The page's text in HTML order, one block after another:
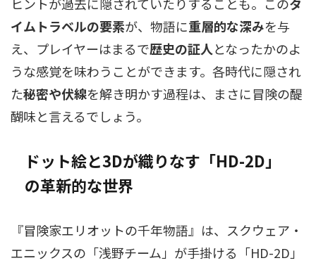
イムトラベルの要素が、物語に重層的な深みを与
え、プレイヤーはまるで歴史の証人となったかのよ
うな感覚を味わうことができます。各時代に隠され
た秘密や伏線を解き明かす過程は、まさに冒険の醍
醐味と言えるでしょう。
ドット絵と3Dが織りなす「HD-2D」
の革新的な世界
『冒険家エリオットの千年物語』は、スクウェア・
エニックスの「浅野チーム」が手掛ける「HD-2D」